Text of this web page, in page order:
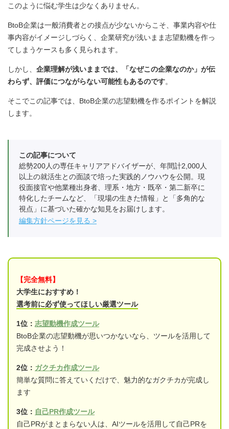
このように悩む学生は少なくありません。
BtoB企業は一般消費者との接点が少ないからこそ、事業内容や仕
事内容がイメージしづらく、企業研究が浅いまま志望動機を作っ
てしまうケースも多く見られます。
しかし、 企業理解が浅いままでは、「なぜこの企業なのか」が伝
わらず、評価につながらない可能性もあるのです。
そこでこの記事では、BtoB企業の志望動機を作るポイントを解説
します。
この記事について
総勢200人の専任キャリアアドバイザーが、年間計2,000人
以上の就活生との面談で培った実践的ノウハウを公開。現
役面接官や他業種出身者、理系・地方・既卒・第二新卒に
特化したチームなど、「現場の生きた情報」と「多角的な
視点」に基づいた確かな知見をお届けします。
編集方針ページを見る
【完全無料】
大学生におすすめ！
選考前に必ず使ってほしい厳選ツール
1位： 志望動機作成ツール
BtoB企業の志望動機が思いつかないなら、ツールを活用して
完成させよう！
2位： ガクチカ作成ツール
簡単な質問に答えていくだけで、魅力的なガクチカが完成し
ます
3位： 自己PR作成ツール
自己PRがまとまらない人は、AIツールを活用して自己PRを